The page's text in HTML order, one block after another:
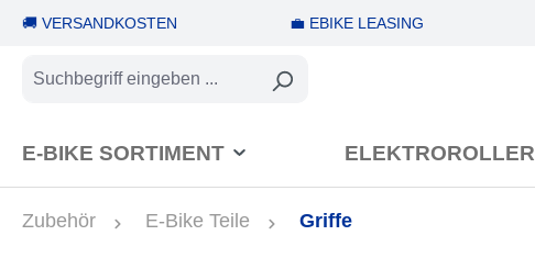
Zur Hauptnavigation springen
🚚 VERSANDKOSTEN 💼 EBIKE LEASING
E-BIKE SORTIMENT ELEKTROROLLER
Zubehör E-Bike Teile Griffe